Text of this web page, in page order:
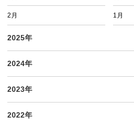
2月 1月
2025年
2024年
2023年
2022年